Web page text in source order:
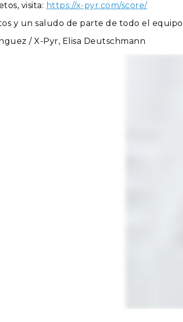
visita: https://x-pyr.com/score/
y un saludo de parte de todo el
/ X-Pyr, Elisa Deutschmann